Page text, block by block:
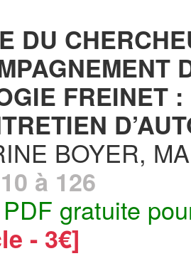
DU
FREINET
BOYER,
à 126
gratuite
- 3€]